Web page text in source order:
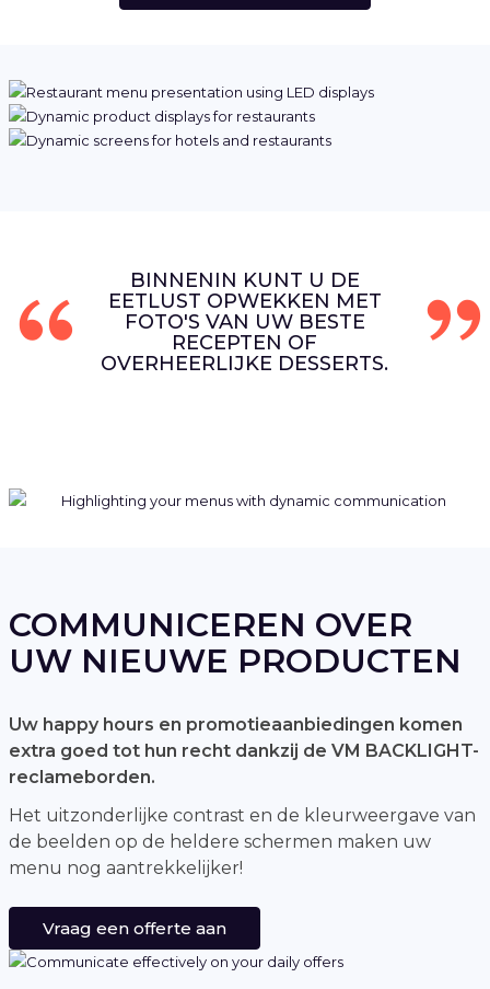
BINNENIN KUNT U DE
EETLUST OPWEKKEN MET
FOTO'S VAN UW BESTE
RECEPTEN OF
OVERHEERLIJKE DESSERTS.
COMMUNICEREN OVER
UW NIEUWE PRODUCTEN
Uw happy hours en promotieaanbiedingen komen
extra goed tot hun recht dankzij de VM BACKLIGHT-
reclameborden.
Het uitzonderlijke contrast en de kleurweergave van
de beelden op de heldere schermen maken uw
menu nog aantrekkelijker!
Vraag een offerte aan